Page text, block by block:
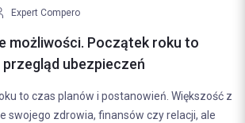
Expert Compero
możliwości. Początek roku to
ubezpieczeń
to czas planów i postanowień. Większość z
swojego zdrowia, finansów czy relacji, ale